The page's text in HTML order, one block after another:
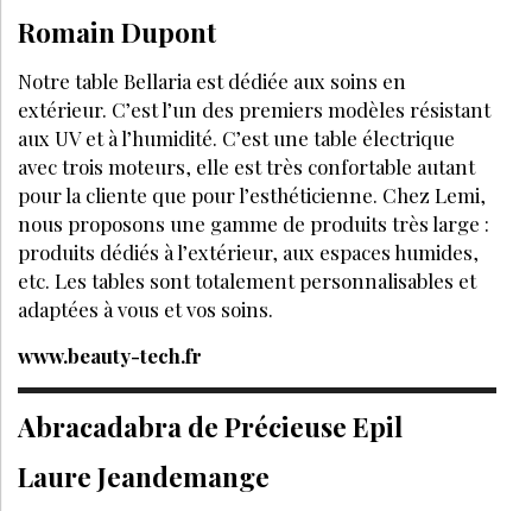
Romain Dupont
Notre table Bellaria est dédiée aux soins en
extérieur. C’est l’un des premiers modèles résistant
aux UV et à l’humidité. C’est une table électrique
avec trois moteurs, elle est très confortable autant
pour la cliente que pour l’esthéticienne. Chez Lemi,
nous proposons une gamme de produits très large :
produits dédiés à l’extérieur, aux espaces humides,
etc. Les tables sont totalement personnalisables et
adaptées à vous et vos soins.
www.beauty-tech.fr
Abracadabra de Précieuse Epil
Laure Jeandemange